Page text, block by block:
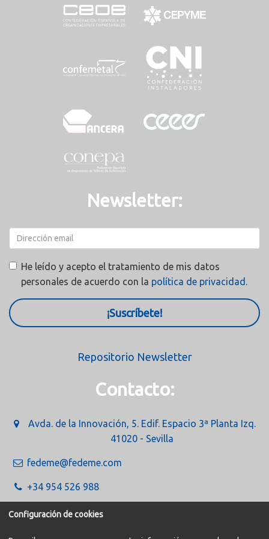
Newsletter:
He leído y acepto el tratamiento de mis datos
personales de acuerdo con la política de privacidad.
¡Suscríbete!
Repositorio Newsletter
Contacto:
Avda. de la Innovación, 5. Edif. Espacio 3ª Planta Izq.
41020 - Sevilla
fedeme@fedeme.com
+34 954 526 988
Configuración de cookies